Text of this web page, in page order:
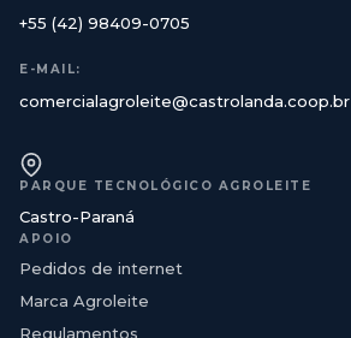
+55 (42) 98409-0705
E-MAIL:
comercialagroleite@castrolanda.coop.br
PARQUE TECNOLÓGICO AGROLEITE
Castro-Paraná
APOIO
Pedidos de internet
Marca Agroleite
Regulamentos